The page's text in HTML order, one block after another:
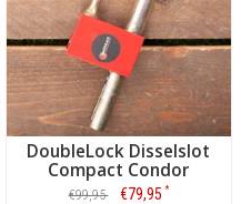
DoubleLock Disselslot
Compact Condor
€99,95 €79,95 *